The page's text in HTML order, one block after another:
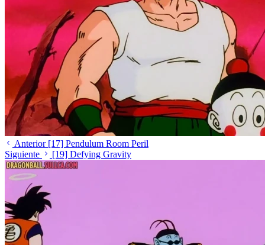
Anterior [17] Pendulum Room Peril
Siguiente
[19] Defying Gravity